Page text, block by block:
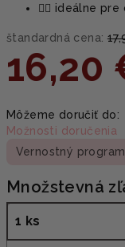
🧘‍♀️ ideálne
štandardná cena:
16,20
cena:
Môžeme doručiť do:
Možnosti doručenia
Vernostný program
Množstevná
1 ks